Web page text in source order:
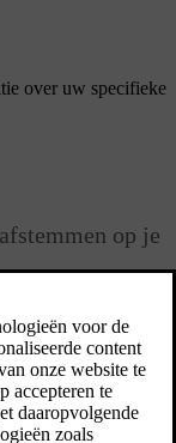
over uw specifieke
op je